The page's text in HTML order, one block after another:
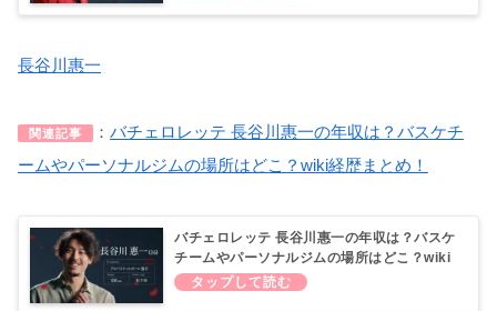
長谷川惠一
関連記事 ： バチェロレッテ 長谷川惠一の年収は？バスケチ
ームやパーソナルジムの場所はどこ？wiki経歴まとめ！
バチェロレッテ 長谷川惠一の年収は？バスケ
チームやパーソナルジムの場所はどこ？wiki
経歴まとめ！